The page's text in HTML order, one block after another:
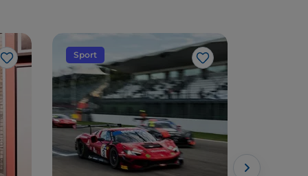
Like
Sport
Like